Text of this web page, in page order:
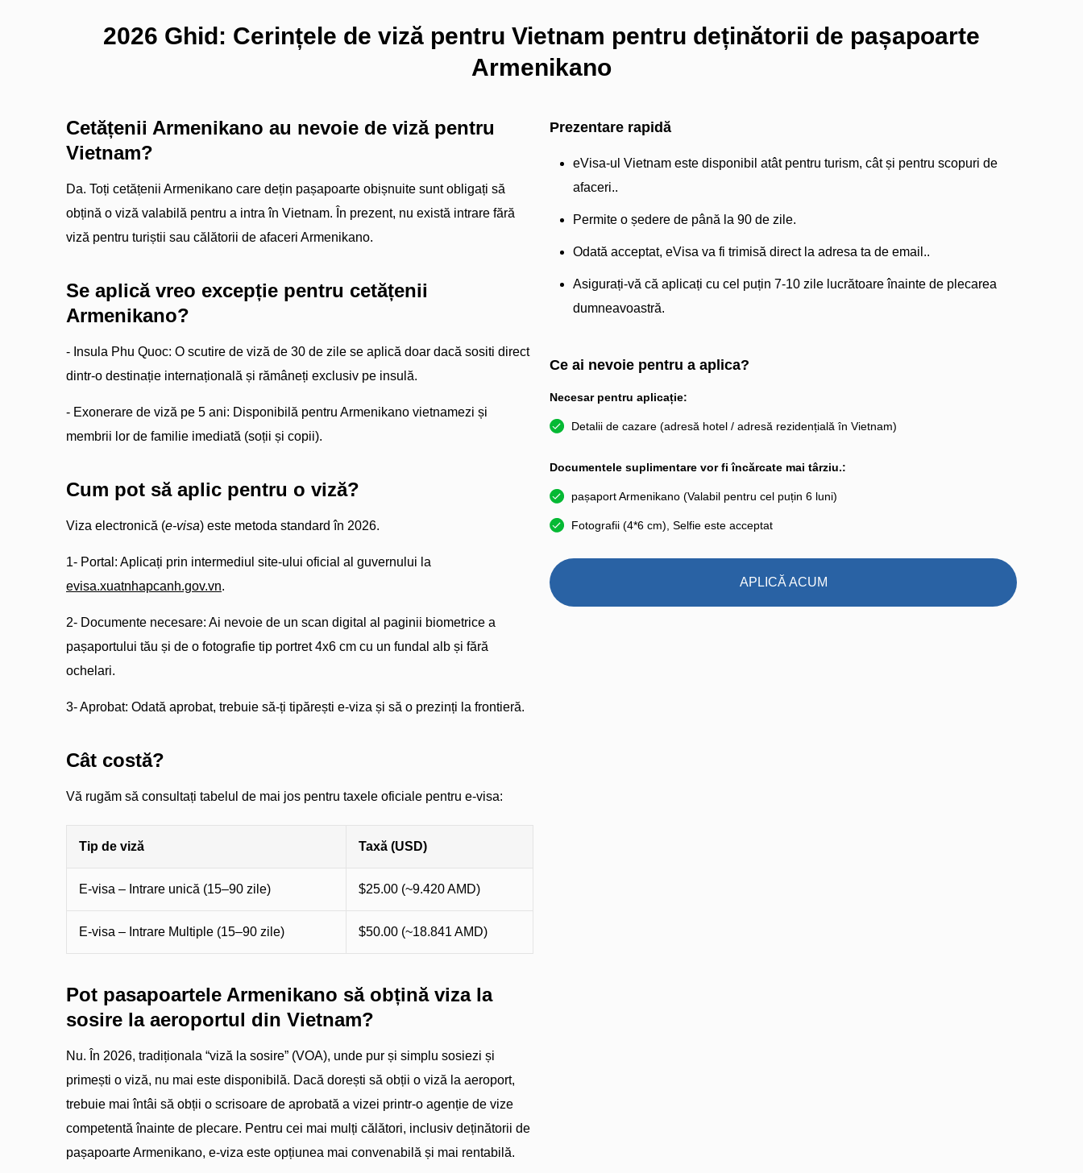
2026 Ghid: Cerințele de viză pentru Vietnam pentru deținătorii de pașapoarte
Armenikano
Cetățenii Armenikano au nevoie de viză pentru
Vietnam?
Da. Toți cetățenii Armenikano care dețin pașapoarte obișnuite sunt obligați să
obțină o viză valabilă pentru a intra în Vietnam. În prezent, nu există intrare fără
viză pentru turiștii sau călătorii de afaceri Armenikano.
Se aplică vreo excepție pentru cetățenii
Armenikano?
- Insula Phu Quoc: O scutire de viză de 30 de zile se aplică doar dacă sositi direct
dintr-o destinație internațională și rămâneți exclusiv pe insulă.
- Exonerare de viză pe 5 ani: Disponibilă pentru Armenikano vietnamezi și
membrii lor de familie imediată (soții și copii).
Cum pot să aplic pentru o viză?
Viza electronică (e-visa) este metoda standard în 2026.
1- Portal: Aplicați prin intermediul site-ului oficial al guvernului la
evisa.xuatnhapcanh.gov.vn.
2- Documente necesare: Ai nevoie de un scan digital al paginii biometrice a
pașaportului tău și de o fotografie tip portret 4x6 cm cu un fundal alb și fără
ochelari.
3- Aprobat: Odată aprobat, trebuie să-ți tipărești e-viza și să o prezinți la frontieră.
Cât costă?
Vă rugăm să consultați tabelul de mai jos pentru taxele oficiale pentru e-visa:
Tip de viză Taxă (USD)
E-visa – Intrare unică (15–90 zile) $25.00 (~9.420 AMD)
E-visa – Intrare Multiple (15–90 zile) $50.00 (~18.841 AMD)
Pot pasapoartele Armenikano să obțină viza la
sosire la aeroportul din Vietnam?
Nu. În 2026, tradiționala “viză la sosire” (VOA), unde pur și simplu sosiezi și
primești o viză, nu mai este disponibilă. Dacă dorești să obții o viză la aeroport,
trebuie mai întâi să obții o scrisoare de aprobată a vizei printr-o agenție de vize
competentă înainte de plecare. Pentru cei mai mulți călători, inclusiv deținătorii de
pașapoarte Armenikano, e-viza este opțiunea mai convenabilă și mai rentabilă.
Prezentare rapidă
eVisa-ul Vietnam este disponibil atât pentru turism, cât și pentru scopuri de
afaceri..
Permite o ședere de până la 90 de zile.
Odată acceptat, eVisa va fi trimisă direct la adresa ta de email..
Asigurați-vă că aplicați cu cel puțin 7-10 zile lucrătoare înainte de plecarea
dumneavoastră.
Ce ai nevoie pentru a aplica?
Necesar pentru aplicație:
Detalii de cazare (adresă hotel / adresă rezidențială în Vietnam)
Documentele suplimentare vor fi încărcate mai târziu.:
pașaport Armenikano (Valabil pentru cel puțin 6 luni)
Fotografii (4*6 cm), Selfie este acceptat
APLICĂ ACUM